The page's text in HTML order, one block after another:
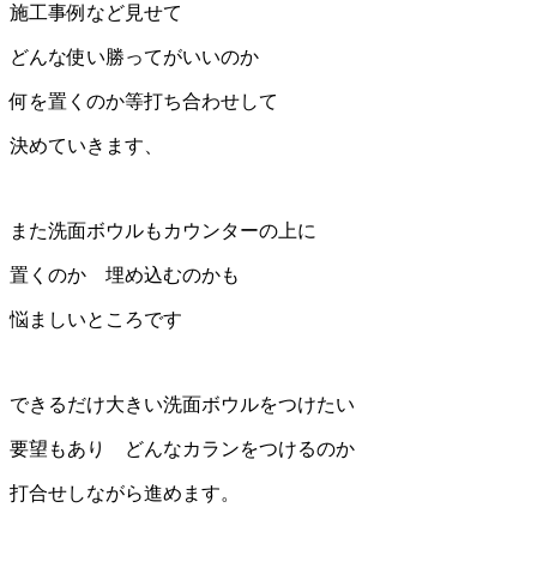
施工事例など見せて
どんな使い勝ってがいいのか
何を置くのか等打ち合わせして
決めていきます、
また洗面ボウルもカウンターの上に
置くのか 埋め込むのかも
悩ましいところです
できるだけ大きい洗面ボウルをつけたい
要望もあり どんなカランをつけるのか
打合せしながら進めます。